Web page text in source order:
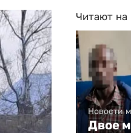
Читают на
Новости
Двое